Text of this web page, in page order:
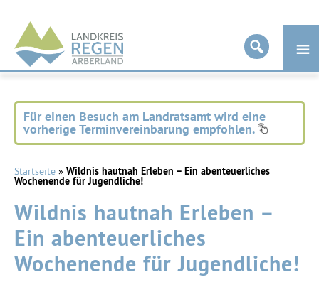
Landkreis
Regen
Für einen Besuch am Landratsamt wird eine
vorherige Terminvereinbarung empfohlen.
Startseite » Wildnis hautnah Erleben – Ein abenteuerliches
Wochenende für Jugendliche!
Wildnis hautnah Erleben –
Ein abenteuerliches
Wochenende für Jugendliche!